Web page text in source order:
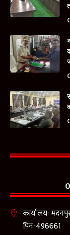
कार्यालय-
पिन-496661